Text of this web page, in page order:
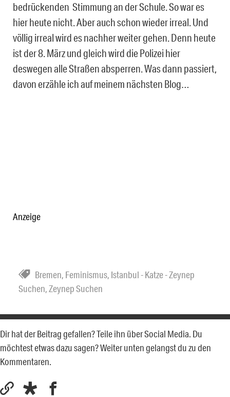
bedrückenden Stimmung an der Schule. So war es
hier heute nicht. Aber auch schon wieder irreal. Und
völlig irreal wird es nachher weiter gehen. Denn heute
ist der 8. März und gleich wird die Polizei hier
deswegen alle Straßen absperren. Was dann passiert,
davon erzähle ich auf meinem nächsten Blog…
Anzeige
Bremen, Feminismus, Istanbul - Katze - Zeynep
Suchen,Zeynep Suchen
Dir hat der Beitrag gefallen? Teile ihn über Social Media. Du
möchtest etwas dazu sagen? Weiter unten gelangst du zu den
Kommentaren.